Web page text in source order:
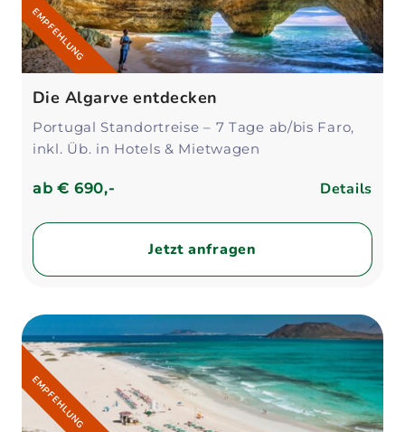
EMPFEHLUNG
Die Algarve entdecken
Portugal Standortreise – 7 Tage ab/bis Faro,
inkl. Üb. in Hotels & Mietwagen
ab€ 690,- Details
Jetzt anfragen
EMPFEHLUNG